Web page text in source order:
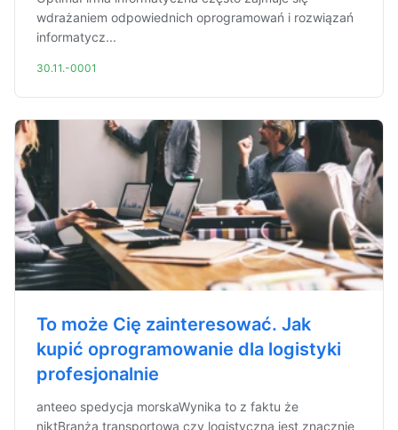
wdrażaniem odpowiednich oprogramowań i rozwiązań
informatycz...
30.11.-0001
To może Cię zainteresować. Jak
kupić oprogramowanie dla logistyki
profesjonalnie
anteeo spedycja morskaWynika to z faktu że
niktBranża transportowa czy logistyczna jest znacznie